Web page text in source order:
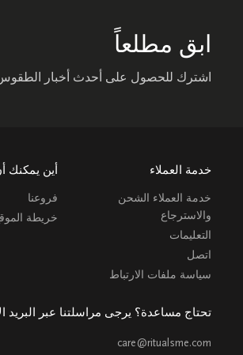
ابق مطلعاً
اشترك للحصول على أحدث أخبار
خدمة العملاء
خدمة العملاء الشحن
والاسترجاع
التعليمات
اتصل
سياسة ملفات الارتباط
أين يمكنك
فروعنا
خريطة
تحتاج مساعدة؟ يرجى مراسلتنا عبر البريد
care@ritualsme.com